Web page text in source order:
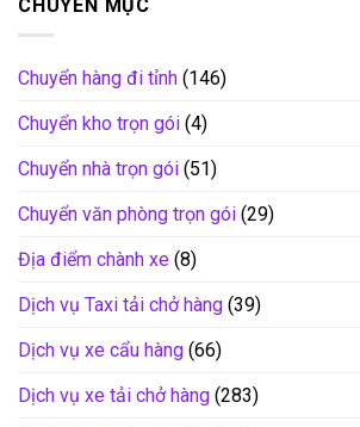
CHUYÊN MỤC
Chuyển hàng đi tỉnh (146)
Chuyển kho trọn gói (4)
Chuyển nhà trọn gói (51)
Chuyển văn phòng trọn gói (29)
Địa điểm chành xe (8)
Dịch vụ Taxi tải chở hàng (39)
Dịch vụ xe cẩu hàng (66)
Dịch vụ xe tải chở hàng (283)